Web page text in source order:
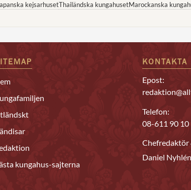
kejsarhusetThailändska kungahusetMarockanska
kungahus-sajterna
KONTAKTA
Epost:
Telefon:
08-611 90 10
Chefredaktör
Daniel Nyhlén